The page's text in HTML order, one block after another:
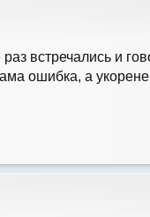
встречались и
ошибка, а